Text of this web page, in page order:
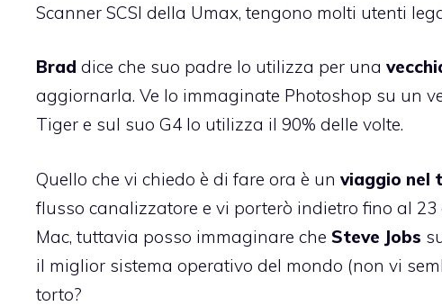
Scanner SCSI della Umax, tengono molti utenti
Brad dice che suo padre lo utilizza per una
aggiornarla. Ve lo immaginate Photoshop su un
Tiger e sul suo G4 lo utilizza il 90% delle volte.
Quello che vi chiedo è di fare ora è un viaggio nel
flusso canalizzatore e vi porterò indietro fino al 23
Mac, tuttavia posso immaginare che Steve Jobs
il miglior sistema operativo del mondo (non vi
torto?